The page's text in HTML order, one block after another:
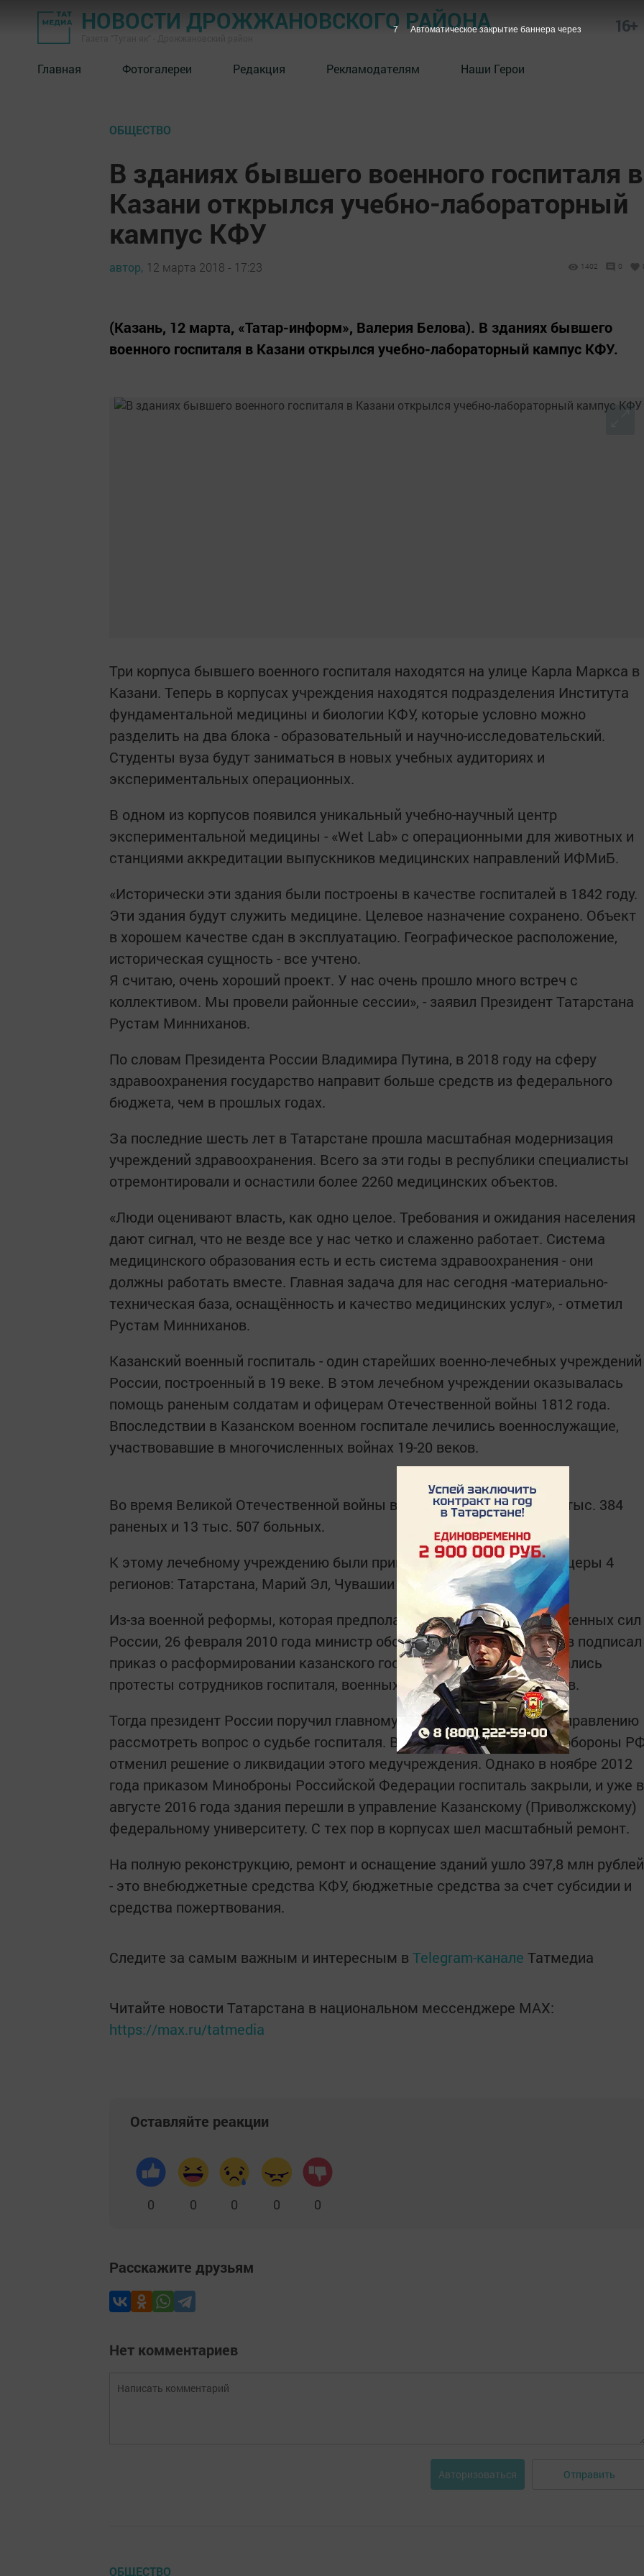
НОВОСТИ ДРОЖЖАНОВСКОГО РАЙОНА 16+
Главная Фотогалереи Редакция Рекламодателям Наши Герои
ОБЩЕСТВО
В зданиях бывшего военного госпиталя в
Казани открылся учебно-лабораторный
кампус КФУ
автор, 12 марта 2018 - 17:23 1402 0
(Казань, 12 марта, «Татар-информ», Валерия Белова). В зданиях бывшего
военного госпиталя в Казани открылся учебно-лабораторный кампус КФУ.
Три корпуса бывшего военного госпиталя находятся на улице Карла Маркса в
Казани. Теперь в корпусах учреждения находятся подразделения Института
фундаментальной медицины и биологии КФУ, которые условно можно
разделить на два блока - образовательный и научно-исследовательский.
Студенты вуза будут заниматься в новых учебных аудиториях и
экспериментальных операционных.
В одном из корпусов появился уникальный учебно-научный центр
экспериментальной медицины - «Wet Lab» с операционными для животных и
станциями аккредитации выпускников медицинских направлений ИФМиБ.
«Исторически эти здания были построены в качестве госпиталей в 1842 году.
Эти здания будут служить медицине. Целевое назначение сохранено. Объект
в хорошем качестве сдан в эксплуатацию. Географическое расположение,
историческая сущность - все учтено.
Я считаю, очень хороший проект. У нас очень прошло много встреч с
коллективом. Мы провели районные сессии», - заявил Президент Татарстана
Рустам Минниханов.
По словам Президента России Владимира Путина, в 2018 году на сферу
здравоохранения государство направит больше средств из федерального
бюджета, чем в прошлых годах.
За последние шесть лет в Татарстане прошла масштабная модернизация
учреждений здравоохранения. Всего за эти годы в республики специалисты
отремонтировали и оснастили более 2260 медицинских объектов.
«Люди оценивают власть, как одно целое. Требования и ожидания населения
дают сигнал, что не везде все у нас четко и слаженно работает. Система
медицинского образования есть и есть система здравоохранения - они
должны работать вместе. Главная задача для нас сегодня -материально-
техническая база, оснащённость и качество медицинских услуг», - отметил
Рустам Минниханов.
Казанский военный госпиталь - один старейших военно-лечебных учреждений
России, построенный в 19 веке. В этом лечебном учреждении оказывалась
помощь раненым солдатам и офицерам Отечественной войны 1812 года.
Впоследствии в Казанском военном госпитале лечились военнослужащие,
участвовавшие в многочисленных войнах 19-20 веков.
Во время Великой Отечественной войны в госпиталь поступило 32 тыс. 384
раненых и 13 тыс. 507 больных.
К этому лечебному учреждению были прикреплены солдаты и офицеры 4
регионов: Татарстана, Марий Эл, Чувашии и Удмуртии.
Из-за военной реформы, которая предполагала сокращение Вооруженных сил
России, 26 февраля 2010 года министр обороны Анатолий Сердюков подписал
приказ о расформировании казанского госпиталя. После этого начались
протесты сотрудников госпиталя, военных пенсионеров и ветеранов.
Тогда президент России поручил главному военно-медицинскому управлению
рассмотреть вопрос о судьбе госпиталя. В мае 2010 года министр обороны
отменил решение о ликвидации этого медучреждения. Однако в ноябре 2012
года приказом Миноброны Российской Федерации госпиталь закрыли, и уже в
августе 2016 года здания перешли в управление Казанскому (Приволжскому)
федеральному университету. С тех пор в корпусах шел масштабный ремонт.
На полную реконструкцию, ремонт и оснащение зданий ушло 397,8 млн рублей
- это внебюджетные средства КФУ, бюджетные средства за счет субсидии и
средства пожертвования.
Следите за самым важным и интересным в Telegram-канале Татмедиа
Читайте новости Татарстана в национальном мессенджере MАХ:
https://max.ru/tatmedia
Оставляйте реакции
0 0 0 0 0
Расскажите друзьям
Нет комментариев
Авторизоваться Отправить
ОБЩЕСТВО
6 Автоматическое закрытие баннера через